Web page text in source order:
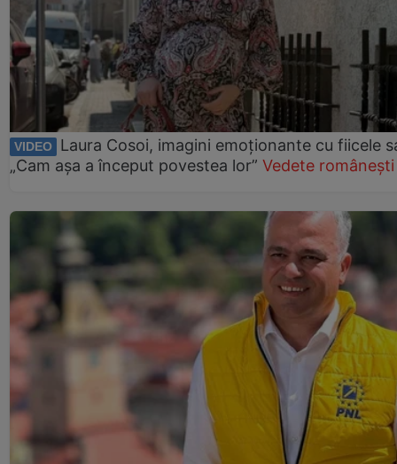
VIDEO
Laura Cosoi, imagini emoționante cu fiicele
„Cam așa a început povestea lor” Vedete românești